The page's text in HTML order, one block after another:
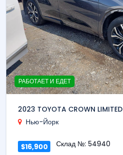
РАБОТАЕТ И ЕДЕТ
2023 TOYOTA CROWN LIMITED
Нью-Йорк
$16,900 Склад №: 54940